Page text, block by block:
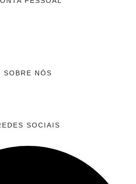
SOBRE NÓS
SOCIAIS